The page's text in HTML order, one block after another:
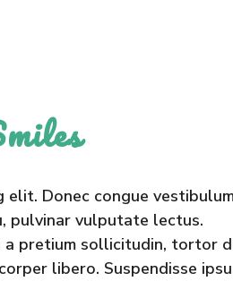
Donec congue
pulvinar vulputate lectus.
a pretium sollicitudin, tortor
libero. Suspendisse